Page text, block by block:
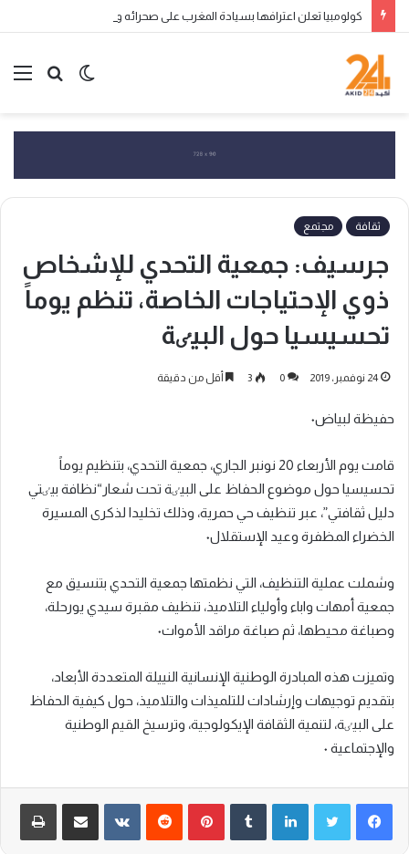
بحث
الوضع
ثقافة مجتمع
جرسيف: جمعية التحدي للإشخاص
ذوي الإحتياجات الخاصة، تنظم يوماً
تحسيسيا حول البيٸة
24 نوفمبر، 2019 0
3 أقل من دقيقة
حفيظة لبياض٠
قامت يوم الأربعاء 20 نونبر الجاري، جمعية التحدي، بتنظيم يوماً
تحسيسيا حول موضوع الحفاظ علی البيٸة تحت شعار“نظافة بيٸتي
دليل ثقافتي”، عبر تنظيف حي حمرية، وذلك تخليدا لذکری المسيرة
الخضراء المظفرة وعيد الإستقلال٠
وشملت عملية التنظيف، التي نظمتها جمعية التحدي بتنسيق مع
جمعية أمهات واباء وأولياء التلاميذ، تنظيف مقبرة سيدي یورحلة،
وصباغة محيطها، ثم صباغة مراقد الأموات٠
وتميزت هذه المبادرة الوطنية الإنسانية النیيلة المتعددة الأبعاد،
بتقديم توجيهات وإرشادات للتلميذات والتلاميذ، حول کيفية الحفاظ
علی البيٸة، لتنمية الثقافة الإيکولوجية، وترسيخ القيم الوطنية
والإجتماعية ٠
لينكدإن بينتيريست ‏VKontakte